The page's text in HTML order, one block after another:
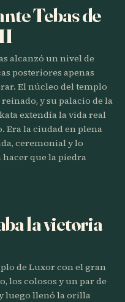
Tebas de
alcanzó un nivel de
posteriores apenas
El núcleo del templo
y su palacio de la
extendía la vida real
Era la ciudad en plena
ceremonial y lo
que la piedra
la victoria
de Luxor con el gran
los colosos y un par de
luego llenó la orilla